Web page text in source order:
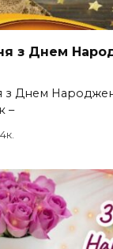
з Днем
з Днем
–